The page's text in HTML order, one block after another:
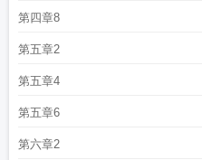
第四章8
第五章2
第五章4
第五章6
第六章2